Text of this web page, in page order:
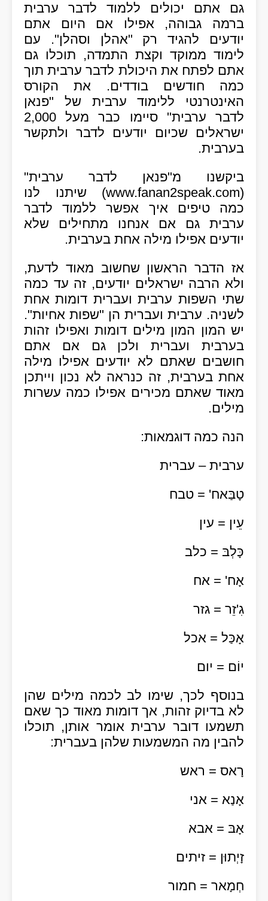
גם אתם יכולים ללמוד לדבר ערבית
ברמה גבוהה, אפילו אם היום אתם
יודעים להגיד רק "אהלן וסהלן". עם
לימוד ממוקד וקצת התמדה, תוכלו גם
אתם לפתח את היכולת לדבר ערבית תוך
כמה חודשים בודדים. את הקורס
האינטרנטי ללימוד ערבית של "פנאן
לדבר ערבית" סיימו כבר מעל 2,000
ישראלים שכיום יודעים לדבר ולתקשר
בערבית.
ביקשנו מ"פנאן לדבר ערבית"
(www.fanan2speak.com) שיתנו לנו
כמה טיפים איך אפשר ללמוד לדבר
ערבית גם אם אנחנו מתחילים שלא
יודעים אפילו מילה אחת בערבית.
אז הדבר הראשון שחשוב מאוד לדעת,
ולא הרבה ישראלים יודעים, זה עד כמה
שתי השפות ערבית ועברית דומות אחת
לשניה. ערבית ועברית הן "שפות אחיות".
יש המון המון מילים דומות ואפילו זהות
בערבית ועברית ולכן גם אם אתם
חושבים שאתם לא יודעים אפילו מילה
אחת בערבית, זה כנראה לא נכון וייתכן
מאוד שאתם מכירים אפילו כמה עשרות
מילים.
הנה כמה דוגמאות:
ערבית – עברית
טָבַּאח' = טבח
עֵין = עין
כָּלְבּ = כלב
אָח' = אח
גִ'זֵר = גזר
אָכַּל = אכל
יוֹם = יום
בנוסף לכך, שימו לב לכמה מילים שהן
לא בדיוק זהות, אך דומות מאוד כך שאם
תשמעו דובר ערבית אומר אותן, תוכלו
להבין מה המשמעות שלהן בעברית:
רָאס = ראש
אָנַא = אני
אָבּ = אבא
זָיְתוּן = זיתים
חְמָאר = חמור